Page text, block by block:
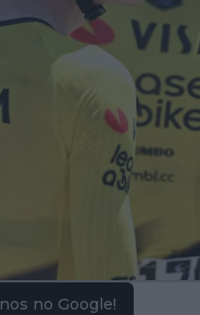
no Google!